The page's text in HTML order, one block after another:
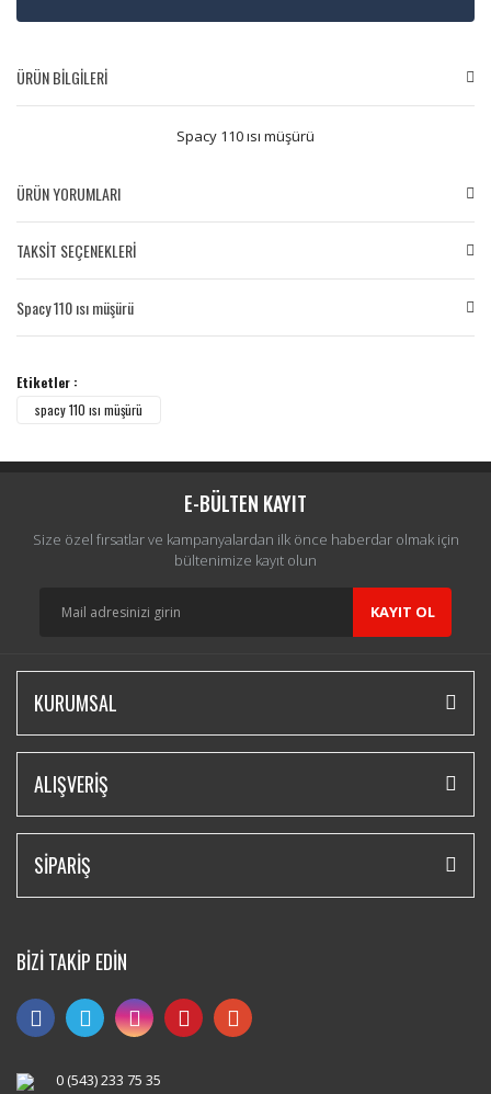
ÜRÜN BİLGİLERİ
Spacy 110 ısı müşürü
ÜRÜN YORUMLARI
Yorum Yaz
TAKSİT SEÇENEKLERİ
Spacy 110 ısı müşürü
Etiketler :
spacy 110 ısı müşürü
E-BÜLTEN KAYIT
Size özel fırsatlar ve kampanyalardan ilk önce haberdar olmak için
bültenimize kayıt olun
KAYIT OL
KURUMSAL
ALIŞVERİŞ
SİPARİŞ
BİZİ TAKİP EDİN
0 (543) 233 75 35